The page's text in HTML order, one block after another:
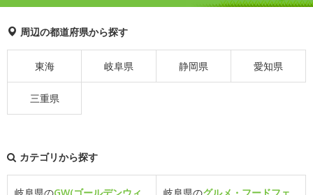
周辺の都道府県から探す
東海 岐阜県 静岡県 愛知県
三重県
カテゴリから探す
岐阜県のGW(ゴールデンウィ
岐阜県のグルメ・フードフェ